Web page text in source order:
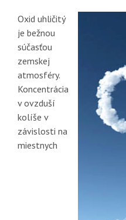
Oxid uhličitý
je bežnou
súčasťou
zemskej
atmosféry.
Koncentrácia
v ovzduší
kolíše v
závislosti na
miestnych